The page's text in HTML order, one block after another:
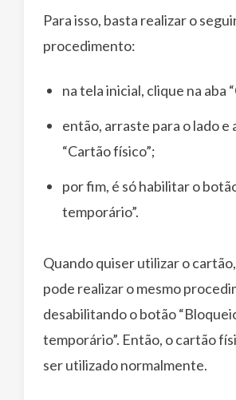
Para isso, basta realizar o
procedimento:
na tela inicial, clique na aba
então, arraste para o lado e
“Cartão físico”;
por fim, é só habilitar o
temporário”.
Quando quiser utilizar o
pode realizar o mesmo
desabilitando o botão
temporário”. Então, o cartão
ser utilizado normalmente.